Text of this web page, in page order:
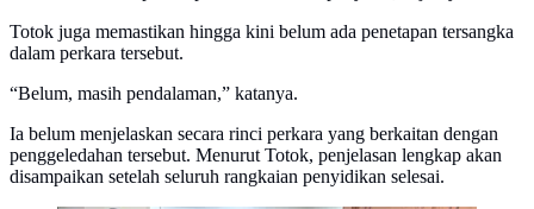
Totok juga memastikan hingga kini belum ada penetapan tersangka
dalam perkara tersebut.
“Belum, masih pendalaman,” katanya.
Ia belum menjelaskan secara rinci perkara yang berkaitan dengan
penggeledahan tersebut. Menurut Totok, penjelasan lengkap akan
disampaikan setelah seluruh rangkaian penyidikan selesai.